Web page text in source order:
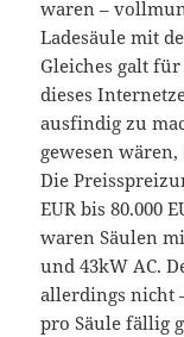
waren –
Ladesäule mit
Gleiches galt
dieses
ausfindig zu
gewesen
Die
EUR bis 80.000
waren Säulen
und 43kW AC.
allerdings nicht
pro Säule fällig